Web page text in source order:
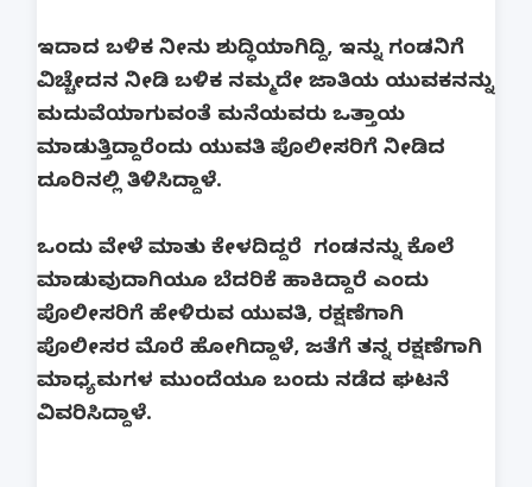
ಇದಾದ ಬಳಿಕ ನೀನು ಶುದ್ಧಿಯಾಗಿದ್ದಿ, ಇನ್ನು ಗಂಡನಿಗೆ
ವಿಚ್ಚೇದನ ನೀಡಿ ಬಳಿಕ ನಮ್ಮದೇ ಜಾತಿಯ ಯುವಕನನ್ನು
ಮದುವೆಯಾಗುವಂತೆ ಮನೆಯವರು ಒತ್ತಾಯ
ಮಾಡುತ್ತಿದ್ದಾರೆಂದು ಯುವತಿ ಪೊಲೀಸರಿಗೆ ನೀಡಿದ
ದೂರಿನಲ್ಲಿ ತಿಳಿಸಿದ್ದಾಳೆ.
ಒಂದು ವೇಳೆ ಮಾತು ಕೇಳದಿದ್ದರೆ ಗಂಡನನ್ನು ಕೊಲೆ
ಮಾಡುವುದಾಗಿಯೂ ಬೆದರಿಕೆ ಹಾಕಿದ್ದಾರೆ ಎಂದು
ಪೊಲೀಸರಿಗೆ ಹೇಳಿರುವ ಯುವತಿ, ರಕ್ಷಣೆಗಾಗಿ
ಪೊಲೀಸರ ಮೊರೆ ಹೋಗಿದ್ದಾಳೆ, ಜತೆಗೆ ತನ್ನ ರಕ್ಷಣೆಗಾಗಿ
ಮಾಧ್ಯಮಗಳ ಮುಂದೆಯೂ ಬಂದು ನಡೆದ ಘಟನೆ
ವಿವರಿಸಿದ್ದಾಳೆ.